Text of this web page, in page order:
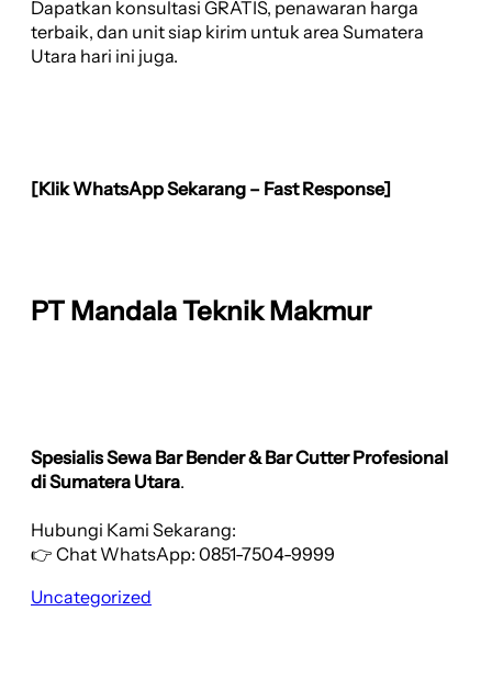
Dapatkan konsultasi GRATIS, penawaran harga
terbaik, dan unit siap kirim untuk area Sumatera
Utara hari ini juga.
[Klik WhatsApp Sekarang – Fast Response]
PT Mandala Teknik Makmur
Spesialis Sewa Bar Bender & Bar Cutter Profesional
di Sumatera Utara.
Hubungi Kami Sekarang:
👉 Chat WhatsApp: 0851-7504-9999
Uncategorized